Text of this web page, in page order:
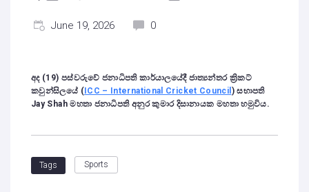
June 19, 2026 0
අද (19) පස්වරුවේ ජනාධිපති කාර්යාලයේදී ජාත්‍යන්තර ක්‍රිකට්
කවුන්සිලයේ ( ICC – International Cricket Council ) සභාපති
Jay Shah මහතා ජනාධිපති අනුර කුමාර දිසානායක මහතා හමුවිය.
Tags Sports